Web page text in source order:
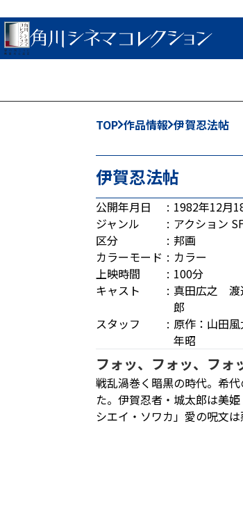
TOP 作品情報 伊賀忍法帖
伊賀忍法帖
公開年月日
1982年12月
ジャンル
アクション
区分
邦画
カラーモード
カラー
上映時間
100分
キャスト
真田広之
郎
スタッフ
原作：山田
年昭
フォッ、フォッ、フォ
戦乱渦巻く暗黒の時代。希
た。伊賀忍者・城太郎は美
シエイ・ソワカ」愛の呪文